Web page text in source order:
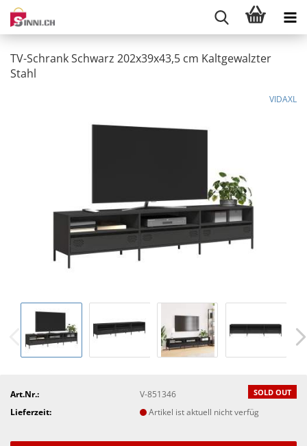
TV-Schrank Schwarz 202x39x43,5 cm Kaltgewalzter
Stahl
VIDAXL
SOLD OUT
Art.Nr.:
V-851346
Lieferzeit:
Artikel ist aktuell nicht verfüg